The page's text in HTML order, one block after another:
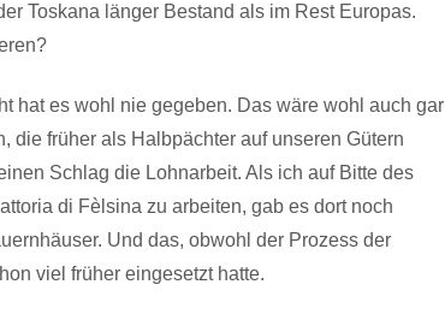
Toskana länger Bestand als im Rest Europas.
hat es wohl nie gegeben. Das wäre wohl auch gar
die früher als Halbpächter auf unseren Gütern
Schlag die Lohnarbeit. Als ich auf Bitte des
di Fèlsina zu arbeiten, gab es dort noch
Und das, obwohl der Prozess der
viel früher eingesetzt hatte.